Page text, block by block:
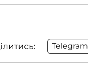
Telegram